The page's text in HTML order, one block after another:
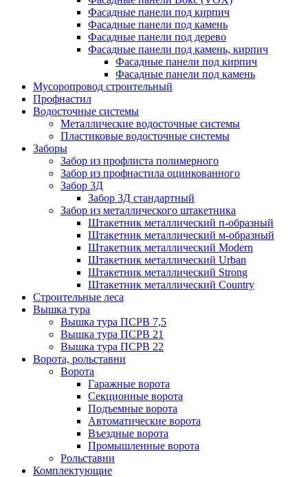
Фасадные панели под кирпич
Фасадные панели под камень
Фасадные панели под дерево
Фасадные панели под камень, кирпич
Фасадные панели под кирпич
Фасадные панели под камень
Мусоропровод строительный
Профнастил
Водосточные системы
Металлические водосточные системы
Пластиковые водосточные системы
Заборы
Забор из профлиста полимерного
Забор из профнастила оцинкованного
Забор 3Д
Забор 3Д стандартный
Забор из металлического штакетника
Штакетник металлический п-образный
Штакетник металлический м-образный
Штакетник металлический Мodern
Штакетник металлический Urban
Штакетник металлический Strong
Штакетник металлический Country
Строительные леса
Вышка тура
Вышка тура ПСРВ 7,5
Вышка тура ПСРВ 21
Вышка тура ПСРВ 22
Ворота, рольставни
Ворота
Гаражные ворота
Секционные ворота
Подъемные ворота
Автоматические ворота
Въездные ворота
Промышленные ворота
Рольставни
Комплектующие